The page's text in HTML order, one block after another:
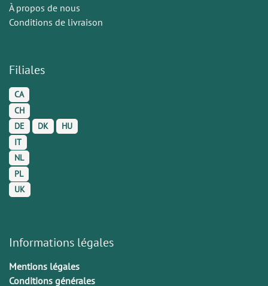
À propos de nous
Conditions de livraison
Filiales
CA
CH
DE
DK
HU
IT
NL
PL
UK
Informations légales
Mentions légales
Conditions générales